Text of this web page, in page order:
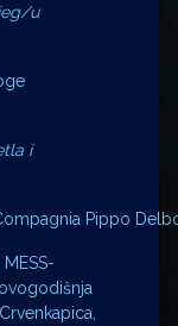
u
i
Pippo